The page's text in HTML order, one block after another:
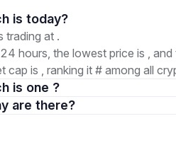
1. How much is today?
trading at .
hours, the lowest price is ,
cap is , ranking it # among all
is one ?
3. How many are there?